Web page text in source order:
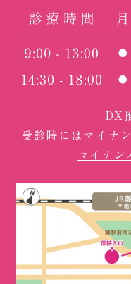
DX
受診時にはマイナ
マイナン